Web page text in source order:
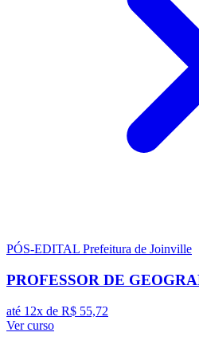
PÓS-EDITAL Prefeitura de Joinville
PROFESSOR DE
até 12x de R$ 55,72
Ver curso